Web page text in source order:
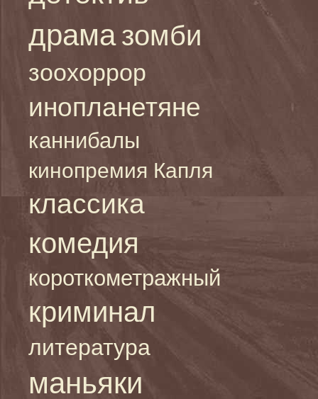
драма зомби
зоохоррор
инопланетяне
каннибалы
кинопремия Капля
классика
комедия
короткометражный
криминал
литература
маньяки